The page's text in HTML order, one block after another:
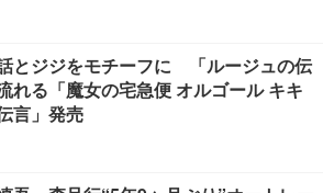
とジジをモチーフに 「ルージュの伝
れる「魔女の宅急便 オルゴール キキ
言」発売